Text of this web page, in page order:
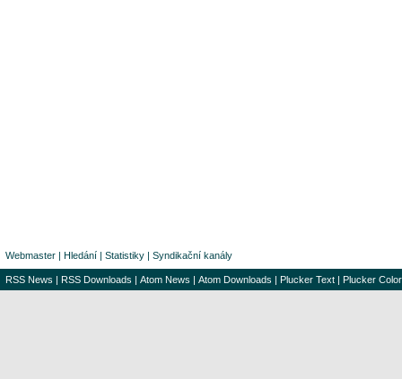
Webmaster | Hledání | Statistiky | Syndikační kanály
RSS News | RSS Downloads | Atom News | Atom Downloads | Plucker Text | Plucker Color